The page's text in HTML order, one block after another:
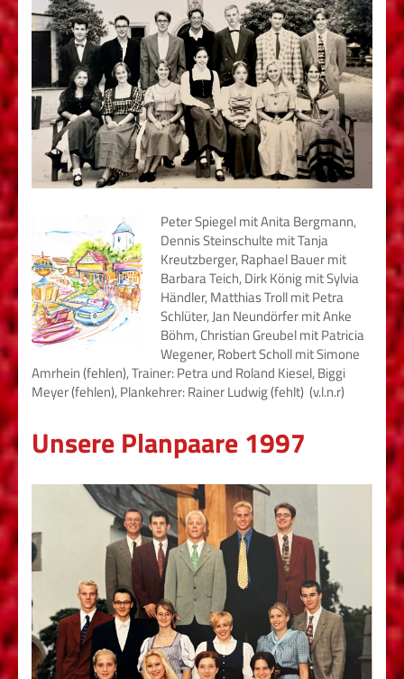
Peter Spiegel mit Anita Bergmann,
Dennis Steinschulte mit Tanja
Kreutzberger, Raphael Bauer mit
Barbara Teich, Dirk König mit Sylvia
Händler, Matthias Troll mit Petra
Schlüter, Jan Neundörfer mit Anke
Böhm, Christian Greubel mit Patricia
Wegener, Robert Scholl mit Simone
Amrhein (fehlen), Trainer: Petra und Roland Kiesel, Biggi
Meyer (fehlen), Plankehrer: Rainer Ludwig (fehlt) (v.l.n.r)
Unsere Planpaare 1997